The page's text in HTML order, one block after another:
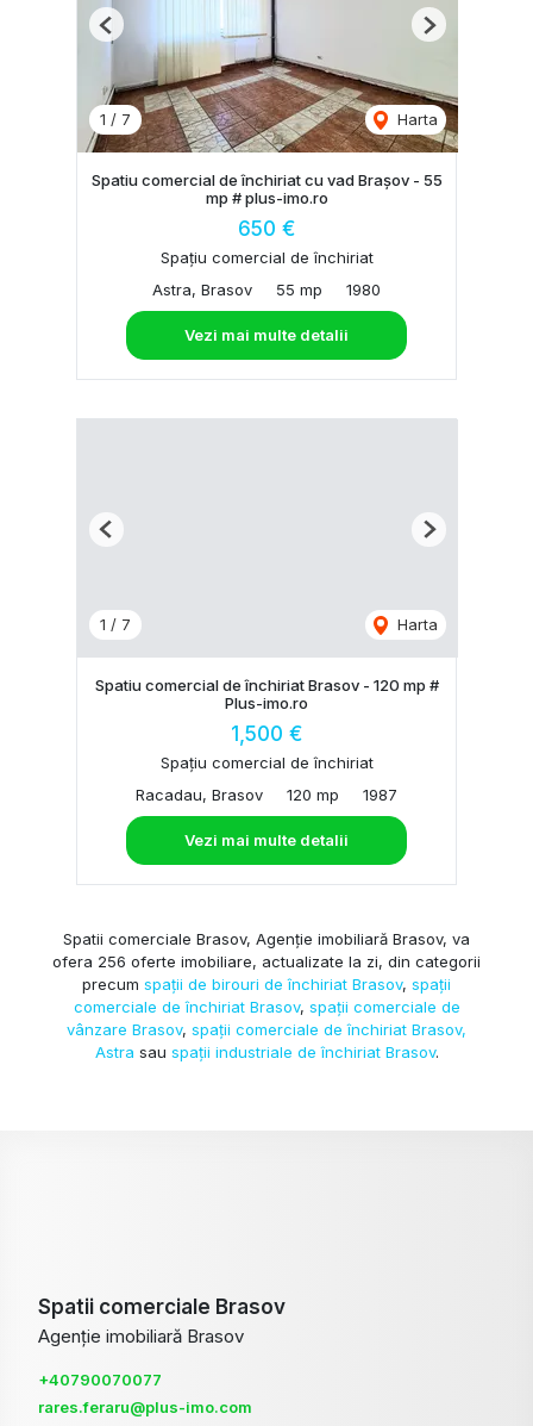
1 / 7 Harta
Previous Next
Spatiu comercial de închiriat cu vad Brașov - 55
mp # plus-imo.ro
650 €
Spațiu comercial de închiriat
Astra, Brasov
55 mp 1980
Vezi mai multe detalii
1 / 7 Harta
Previous Next
Spatiu comercial de închiriat Brasov - 120 mp #
Plus-imo.ro
1,500 €
Spațiu comercial de închiriat
Racadau, Brasov
120 mp 1987
Vezi mai multe detalii
Spatii comerciale Brasov, Agenție imobiliară Brasov, va
ofera 256 oferte imobiliare, actualizate la zi, din categorii
precum spații de birouri de închiriat Brasov, spații
comerciale de închiriat Brasov, spații comerciale de
vânzare Brasov, spații comerciale de închiriat Brasov,
Astra sau spații industriale de închiriat Brasov.
Spatii comerciale Brasov
Agenție imobiliară Brasov
+40790070077
rares.feraru@plus-imo.com